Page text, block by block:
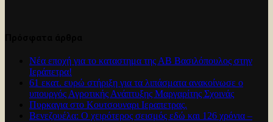
Νέα εποχή για το καταστημα της ΑΒ Βασιλόπουλος στην
Ιεράπετρα!
61 εκατ. ευρώ στήριξη για τα λιπάσματα ανακοίνωσε ο
υπουργός Αγροτικής Ανάπτυξης Μαργαρίτης Σχοινάς
Πυρκαγια στο Κουτσουναρι Ιεραπετρας.
Βενεζουέλα: Ο χειρότερος σεισμός εδώ και 126 χρόνια –